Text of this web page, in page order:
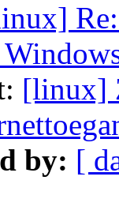
[linux]
by: [